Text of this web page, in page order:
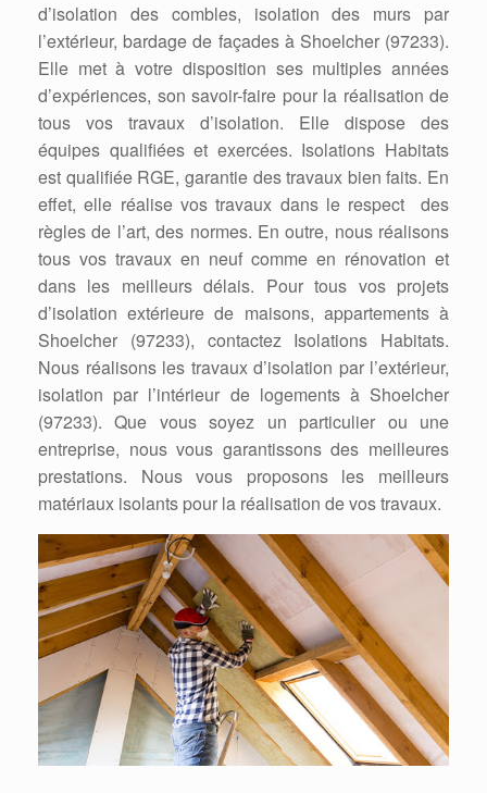
d’isolation des combles, isolation des murs par
l’extérieur, bardage de façades à Shoelcher (97233).
Elle met à votre disposition ses multiples années
d’expériences, son savoir-faire pour la réalisation de
tous vos travaux d’isolation. Elle dispose des
équipes qualifiées et exercées. Isolations Habitats
est qualifiée RGE, garantie des travaux bien faits. En
effet, elle réalise vos travaux dans le respect des
règles de l’art, des normes. En outre, nous réalisons
tous vos travaux en neuf comme en rénovation et
dans les meilleurs délais. Pour tous vos projets
d’isolation extérieure de maisons, appartements à
Shoelcher (97233), contactez Isolations Habitats.
Nous réalisons les travaux d’isolation par l’extérieur,
isolation par l’intérieur de logements à Shoelcher
(97233). Que vous soyez un particulier ou une
entreprise, nous vous garantissons des meilleures
prestations. Nous vous proposons les meilleurs
matériaux isolants pour la réalisation de vos travaux.